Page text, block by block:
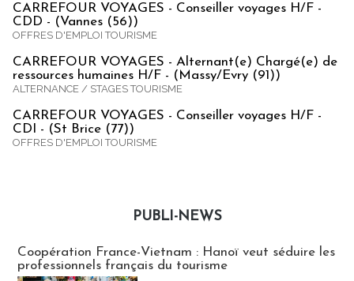
CARREFOUR VOYAGES - Conseiller voyages H/F -
CDD - (Vannes (56))
OFFRES D'EMPLOI TOURISME
CARREFOUR VOYAGES - Alternant(e) Chargé(e) de
ressources humaines H/F - (Massy/Evry (91))
ALTERNANCE / STAGES TOURISME
CARREFOUR VOYAGES - Conseiller voyages H/F -
CDI - (St Brice (77))
OFFRES D'EMPLOI TOURISME
PUBLI-NEWS
Coopération France-Vietnam : Hanoï veut séduire les
professionnels français du tourisme